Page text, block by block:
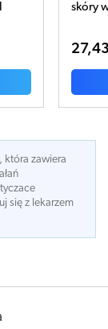
30ml
która zawiera
się z lekarzem